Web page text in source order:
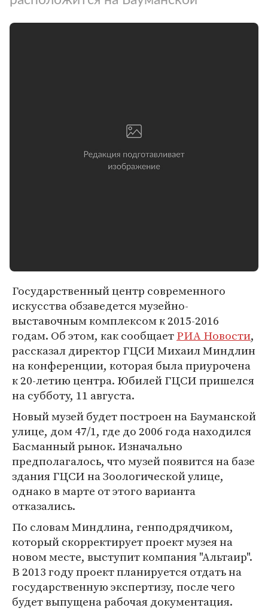
Государственный центр современного
искусства обзаведется музейно-
выставочным комплексом к 2015-2016
годам. Об этом, как сообщаетРИА Новости,
рассказал директор ГЦСИ Михаил Миндлин
на конференции, которая была приурочена
к 20-летию центра. Юбилей ГЦСИ пришелся
на субботу, 11 августа.
Новый музей будет построен на Бауманской
улице, дом 47/1, где до 2006 года находился
Басманный рынок. Изначально
предполагалось, что музей появится на базе
здания ГЦСИ на Зоологической улице,
однако в марте от этого варианта
отказались.
По словам Миндлина, генподрядчиком,
который скорректирует проект музея на
новом месте, выступит компания "Альтаир".
В 2013 году проект планируется отдать на
государственную экспертизу, после чего
будет выпущена рабочая документация.